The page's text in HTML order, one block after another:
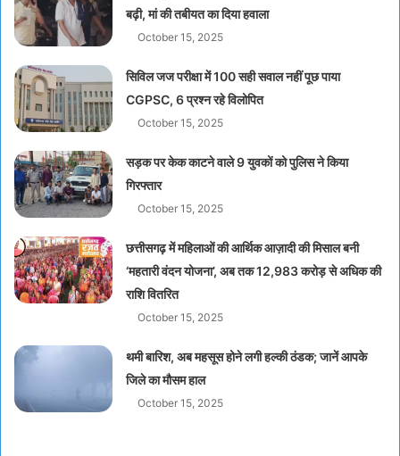
बढ़ी, मां की तबीयत का दिया हवाला
October 15, 2025
सिविल जज परीक्षा में 100 सही सवाल नहीं पूछ पाया
CGPSC, 6 प्रश्न रहे विलोपित
October 15, 2025
सड़क पर केक काटने वाले 9 युवकों को पुलिस ने किया
गिरफ्तार
October 15, 2025
छत्तीसगढ़ में महिलाओं की आर्थिक आज़ादी की मिसाल बनी
‘महतारी वंदन योजना’, अब तक 12,983 करोड़ से अधिक की
राशि वितरित
October 15, 2025
थमी बारिश, अब महसूस होने लगी हल्की ठंडक; जानें आपके
जिले का मौसम हाल
October 15, 2025